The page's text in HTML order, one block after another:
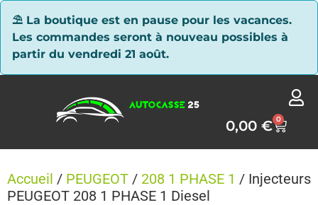
⛱ La boutique est en pause pour les vacances.
Les commandes seront à nouveau possibles à
partir du vendredi 21 août.
0,00€ 0
Accueil / PEUGEOT / 208 1 PHASE 1 / Injecteurs
PEUGEOT 208 1 PHASE 1 Diesel
Panneau de gestion des cookies